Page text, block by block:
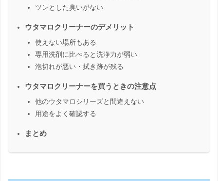
ツンとした臭いがない
ウタマロクリーナーのデメリット
使えない場所もある
専用洗剤に比べると洗浄力が弱い
泡切れが悪い・拭き跡が残る
ウタマロクリーナーを買うときの注意点
他のウタマロシリーズと間違えない
用途をよく確認する
まとめ